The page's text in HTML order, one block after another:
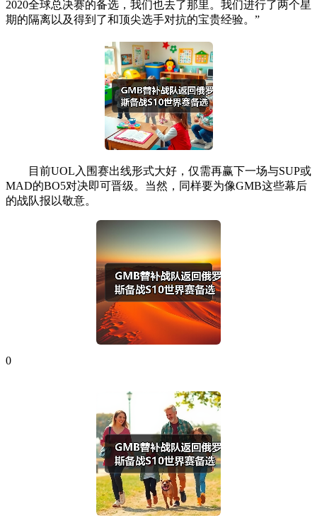
2020全球总决赛的备选，我们也去了那里。我们进行了两个星
期的隔离以及得到了和顶尖选手对抗的宝贵经验。”
目前UOL入围赛出线形式大好，仅需再赢下一场与SUP或
MAD的BO5对决即可晋级。当然，同样要为像GMB这些幕后
的战队报以敬意。
0